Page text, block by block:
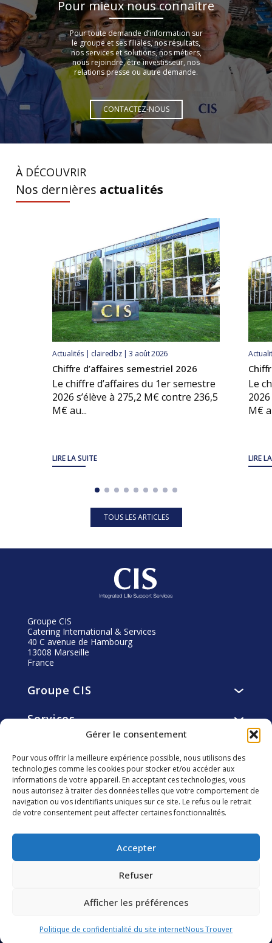
Gérer le consentement
Pour vous offrir la meilleure expérience possible, nous utilisons des
technologies comme les cookies pour stocker et/ou accéder aux
informations de votre appareil. En acceptant ces technologies, vous
nous autorisez à traiter des données telles que votre comportement de
navigation ou vos identifiants uniques sur ce site. Le refus ou le retrait
de votre consentement peut affecter certaines fonctionnalités.
Accepter
Refuser
Afficher les préférences
Politique de confidentialité du site internetNous Trouver
Pour mieux nous connaitre
Pour toute demande d’information sur
le groupe et ses filiales, nos résultats,
nos services et solutions, nos métiers,
nous rejoindre, être investisseur, nos
relations presse ou autre demande.
CONTACTEZ-NOUS
À DÉCOUVRIR
Nos dernières actualités
Actualités | clairedbz | 3 août 2026
Chiffre d’affaires semestriel 2026
Le chiffre d’affaires du 1er semestre
2026 s’élève à 275,2 M€ contre 236,5
M€ au...
LIRE LA SUITE
Le
M€
LIRE
TOUS LES ARTICLES
Groupe CIS
Catering International & Services
40 C avenue de Hambourg
13008 Marseille
France
Groupe CIS
Vision, mission, valeurs
Gouvernance
Éthique
Fondation CIS
Développement Durable
Services
Services de restauration
Services de facility et utility management
smart4you solutions innovantes
Résidents
Collaborateurs
Clients
Communautés locales
Carrière
Pourquoi nous rejoindre ?
Découvrir les métiers de CIS
Investisseurs
Agenda Financier
Assemblée générale
Informations réglementées
Suivez-nous
2026 CIS Groupe – Tous droits réservés –
confidentialité